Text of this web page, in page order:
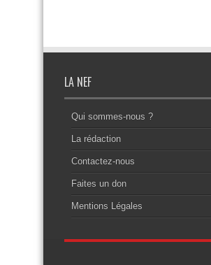
LA NEF
Qui sommes-nous ?
La rédaction
Contactez-nous
Faites un don
Mentions Légales